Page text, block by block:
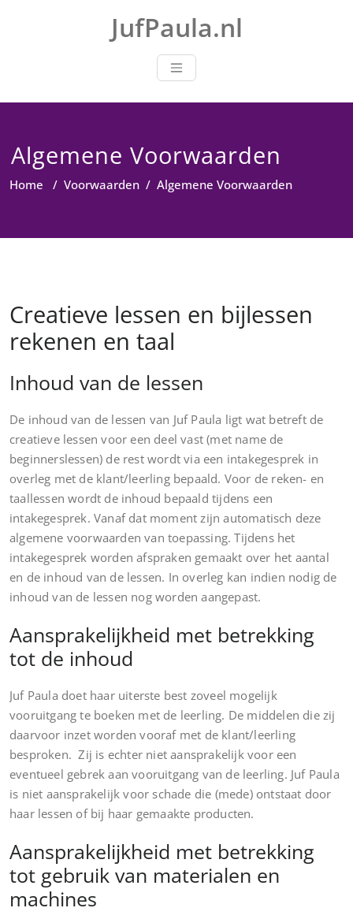
JufPaula.nl
Algemene Voorwaarden
Home / Voorwaarden / Algemene Voorwaarden
Creatieve lessen en bijlessen
rekenen en taal
Inhoud van de lessen
De inhoud van de lessen van Juf Paula ligt wat betreft de
creatieve lessen voor een deel vast (met name de
beginnerslessen) de rest wordt via een intakegesprek in
overleg met de klant/leerling bepaald. Voor de reken- en
taallessen wordt de inhoud bepaald tijdens een
intakegesprek. Vanaf dat moment zijn automatisch deze
algemene voorwaarden van toepassing. Tijdens het
intakegesprek worden afspraken gemaakt over het aantal
en de inhoud van de lessen. In overleg kan indien nodig de
inhoud van de lessen nog worden aangepast.
Aansprakelijkheid met betrekking
tot de inhoud
Juf Paula doet haar uiterste best zoveel mogelijk
vooruitgang te boeken met de leerling. De middelen die zij
daarvoor inzet worden vooraf met de klant/leerling
besproken. Zij is echter niet aansprakelijk voor een
eventueel gebrek aan vooruitgang van de leerling. Juf Paula
is niet aansprakelijk voor schade die (mede) ontstaat door
haar lessen of bij haar gemaakte producten.
Aansprakelijkheid met betrekking
tot gebruik van materialen en
machines